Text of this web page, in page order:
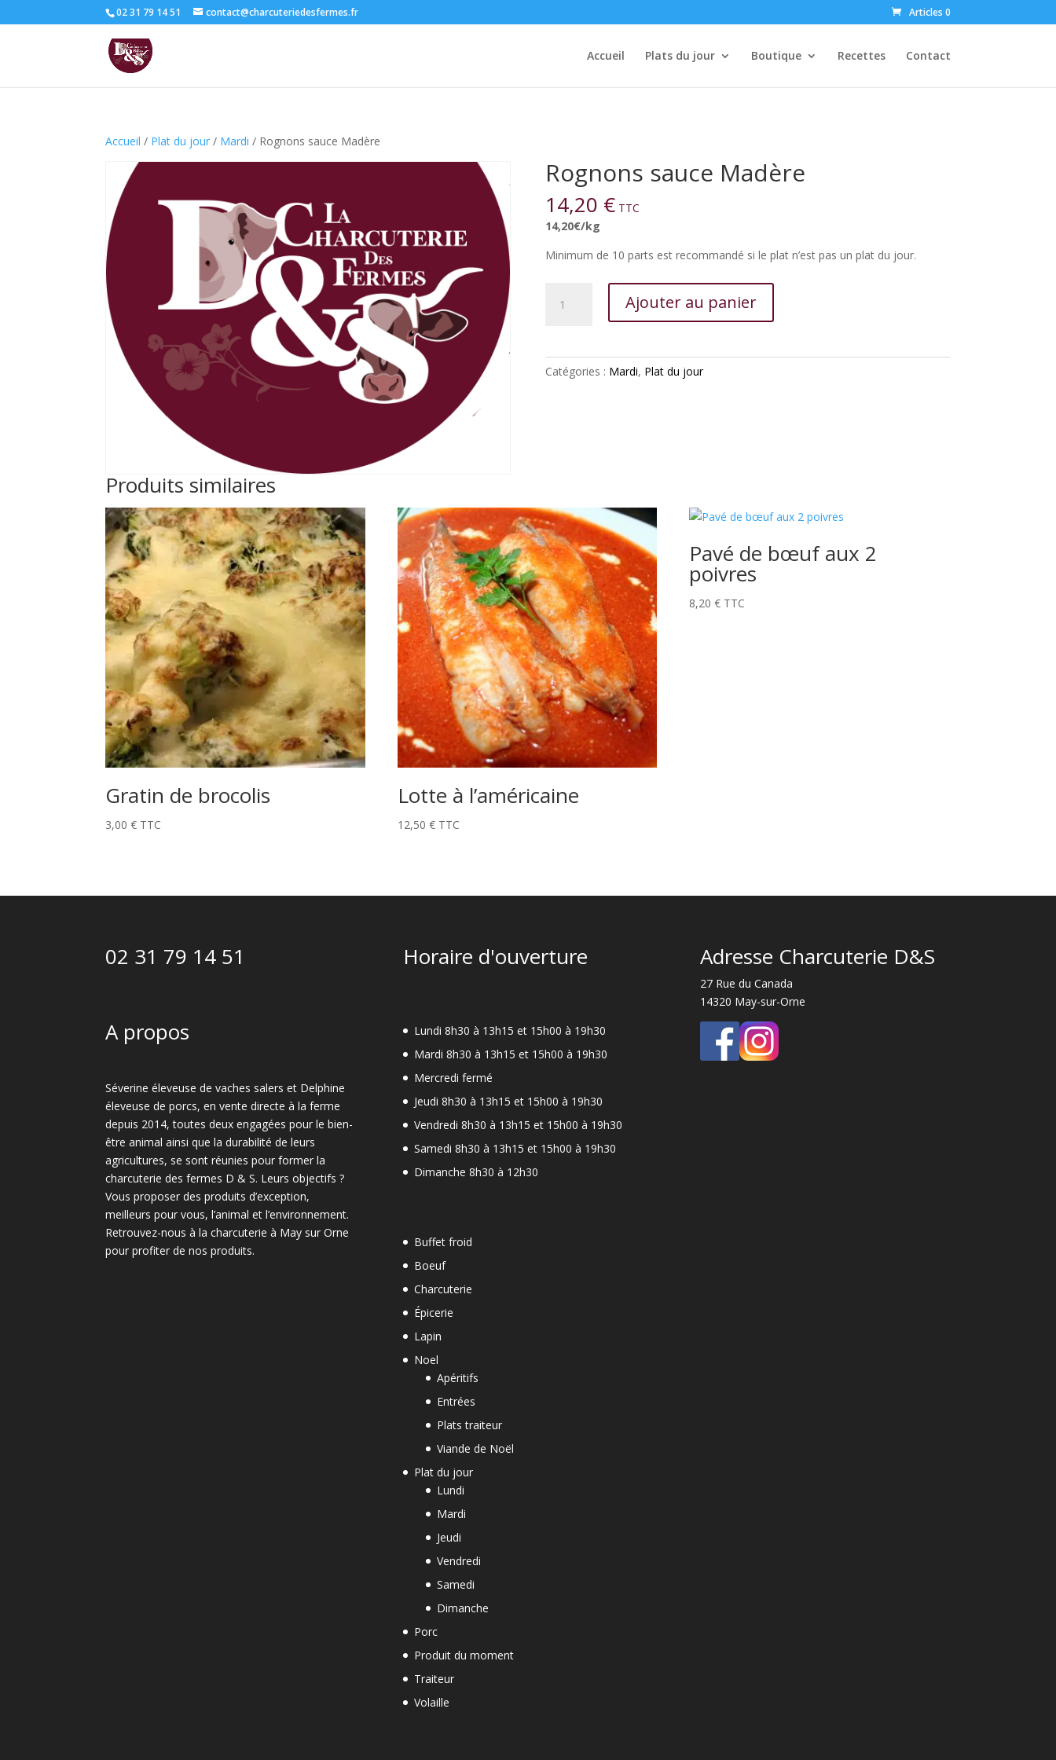
02 31 79 14 51 contact@charcuteriedesfermes.fr Articles 0
Accueil Plats du jour Boutique Recettes Contact
Accueil / Plat du jour / Mardi / Rognons sauce Madère
Rognons sauce Madère
14,20 € TTC
14,20€/kg
Minimum de 10 parts est recommandé si le plat n’est pas un plat du jour.
Madère
Ajouter au panier
Catégories : Mardi, Plat du jour
Produits similaires
Gratin de brocolis
3,00€ TTC
Lotte à l’américaine
12,50 € TTC
Pavé de bœuf aux 2
poivres
8,20€ TTC
02 31 79 14 51
A propos
Séverine éleveuse de vaches salers et Delphine
éleveuse de porcs, en vente directe à la ferme
depuis 2014, toutes deux engagées pour le bien-
être animal ainsi que la durabilité de leurs
agricultures, se sont réunies pour former la
charcuterie des fermes D & S. Leurs objectifs ?
Vous proposer des produits d’exception,
meilleurs pour vous, l’animal et l’environnement.
Retrouvez-nous à la charcuterie à May sur Orne
pour profiter de nos produits.
Horaire d'ouverture
Lundi 8h30 à 13h15 et 15h00 à 19h30
Mardi 8h30 à 13h15 et 15h00 à 19h30
Mercredi fermé
Jeudi 8h30 à 13h15 et 15h00 à 19h30
Vendredi 8h30 à 13h15 et 15h00 à 19h30
Samedi 8h30 à 13h15 et 15h00 à 19h30
Dimanche 8h30 à 12h30
Buffet froid
Boeuf
Charcuterie
Épicerie
Lapin
Noel
Apéritifs
Entrées
Plats traiteur
Viande de Noël
Plat du jour
Lundi
Mardi
Jeudi
Vendredi
Samedi
Dimanche
Porc
Produit du moment
Traiteur
Volaille
Adresse Charcuterie D&S
27 Rue du Canada
14320 May-sur-Orne